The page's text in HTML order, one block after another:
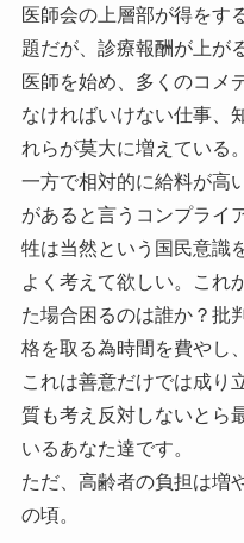
医師会の上層部が得をす
題だが、診療報酬が上が
医師を始め、多くのコメ
なければいけない仕事、
れらが莫大に増えている。
一方で相対的に給料が高
があると言うコンプライ
牲は当然という国民意識
よく考えて欲しい。これ
た場合困るのは誰か？批
格を取る為時間を費やし
これは善意だけでは成り
質も考え反対しないとら
いるあなた達です。
ただ、高齢者の負担は増
の頃。